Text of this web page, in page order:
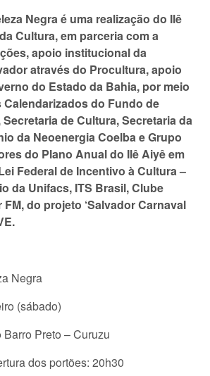
Negra é uma realização do Ilê
Cultura, em parceria com a
apoio institucional da
através do Procultura, apoio
do Estado da Bahia, por meio
do Fundo de
de Cultura, Secretaria da
da Neoenergia Coelba e Grupo
do Plano Anual do Ilê Aiyê em
Federal de Incentivo à Cultura –
da Unifacs, ITS Brasil, Clube
do projeto ‘Salvador Carnaval
Negra
(sábado)
Preto – Curuzu
dos portões: 20h30